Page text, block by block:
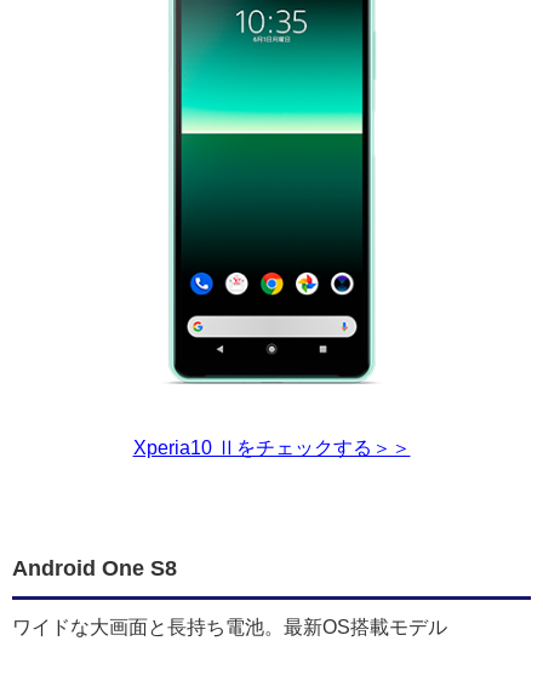
Xperia10 Ⅱをチェックする＞＞
Android One S8
ワイドな大画面と長持ち電池。最新OS搭載モデル